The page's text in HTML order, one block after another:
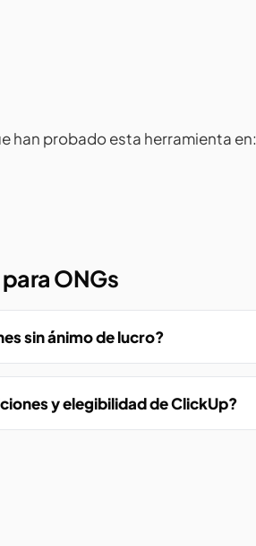
han probado esta herramienta en:
ONGs
sin ánimo de lucro?
y elegibilidad de ClickUp?